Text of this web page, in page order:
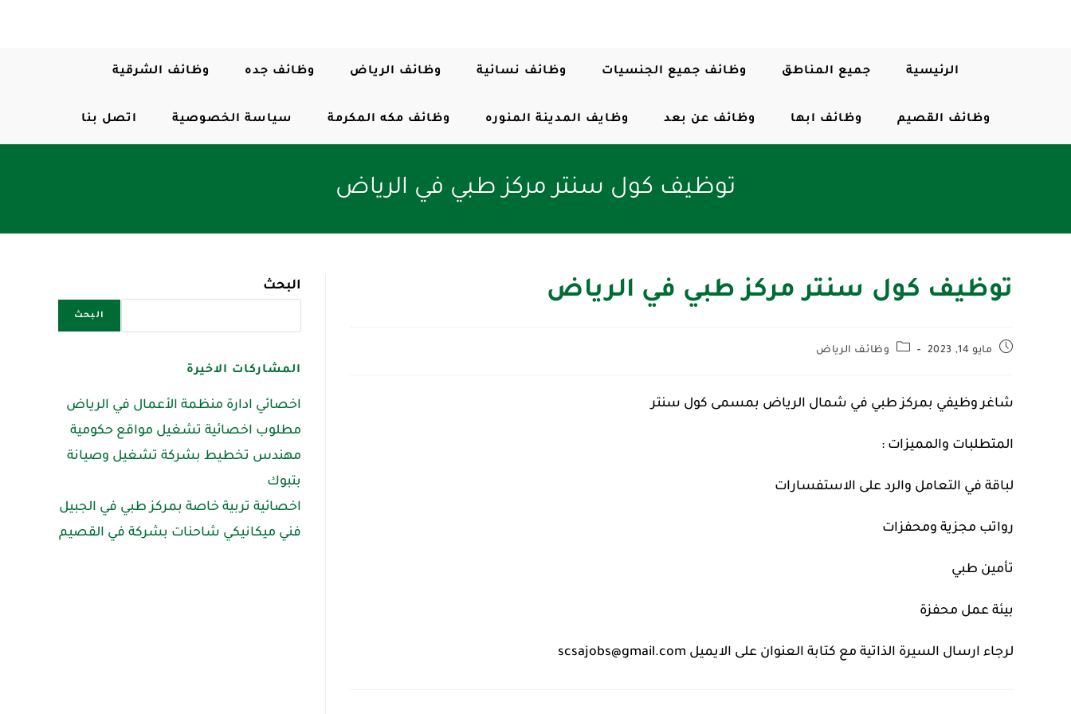
الرئيسية جميع المناطق وظائف جميع الجنسيات وظائف نسائية وظائف الرياض وظائف جده وظائف الشرقية
وظائف القصيم وظائف ابها وظائف عن بعد وظايف المدينة المنوره وظائف مكه المكرمة سياسة الخصوصية اتصل بنا
توظيف كول سنتر مركز طبي في الرياض
توظيف كول سنتر مركز طبي في الرياض
مايو 14, 2023 وظائف الرياض
شاغر وظيفي بمركز طبي في شمال الرياض بمسمى كول سنتر
المتطلبات والمميزات :
لباقة في التعامل والرد على الاستفسارات
رواتب مجزية ومحفزات
تأمين طبي
بيئة عمل محفزة
لرجاء ارسال السيرة الذاتية مع كتابة العنوان على الايميل scsajobs@gmail.com
البحث
البحث
المشاركات الاخيرة
اخصائي ادارة منظمة الأعمال في الرياض
مطلوب اخصائية تشغيل مواقع حكومية
مهندس تخطيط بشركة تشغيل وصيانة
بتبوك
اخصائية تربية خاصة بمركز طبي في الجبيل
فني ميكانيكي شاحنات بشركة في القصيم